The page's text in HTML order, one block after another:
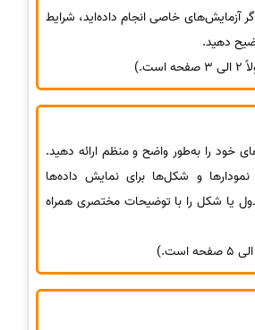
آزمایش‌های خاصی انجام داده‌اید، شرایط
دهید.
خود را به‌طور واضح و منظم ارائه دهید.
نمودارها و شکل‌ها برای نمایش داده‌ها
یا شکل را با توضیحات مختصری همراه